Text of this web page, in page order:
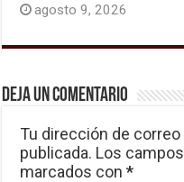
agosto 9, 2026
Deja un comentario
Tu dirección de
publicada. Los
marcados con*